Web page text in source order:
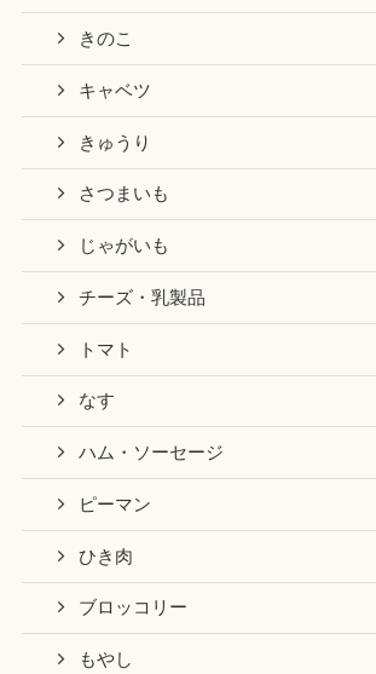
きのこ
キャベツ
きゅうり
さつまいも
じゃがいも
チーズ・乳製品
トマト
なす
ハム・ソーセージ
ピーマン
ひき肉
ブロッコリー
もやし